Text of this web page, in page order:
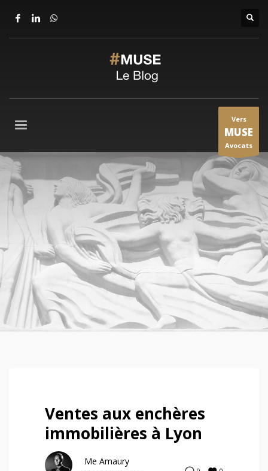
Vers
MUSE
Avocats
Ventes aux enchères
immobilières à Lyon
Me Amaury